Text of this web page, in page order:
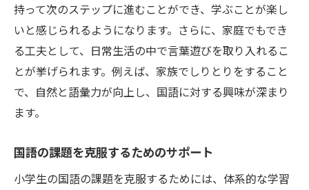
持って次のステップに進むことができ、学ぶことが楽し
いと感じられるようになります。さらに、家庭でもでき
る工夫として、日常生活の中で言葉遊びを取り入れるこ
とが挙げられます。例えば、家族でしりとりをすること
で、自然と語彙力が向上し、国語に対する興味が深まり
ます。
国語の課題を克服するためのサポート
小学生の国語の課題を克服するためには、体系的な学習